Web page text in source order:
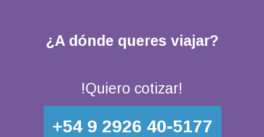
¿A dónde queres viajar?
!Quiero cotizar!
+54 9 2926 40-5177